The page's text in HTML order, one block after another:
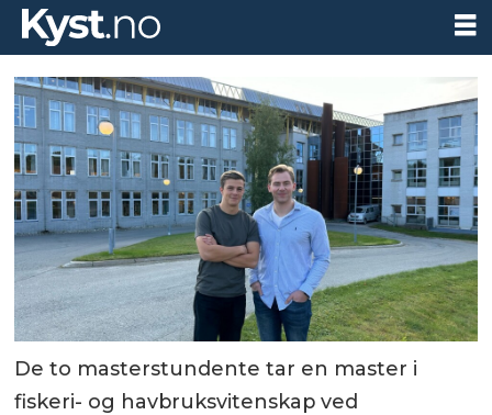
De to masterstundente tar en master i
fiskeri- og havbruksvitenskap ved